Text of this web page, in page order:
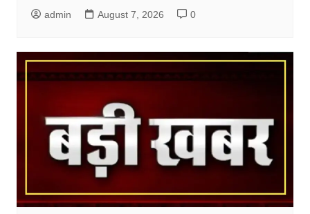
admin August 7, 2026 0